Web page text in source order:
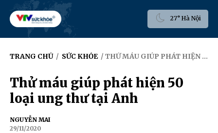
27° Hà Nội
TRANG CHỦ / SỨC KHỎE / THỬ MÁU GIÚP PHÁT HIỆN 50 LOẠI UNG THƯ TẠI ANH
Thử máu giúp phát hiện 50
loại ung thư tại Anh
NGUYỄN MAI
29/11/2020